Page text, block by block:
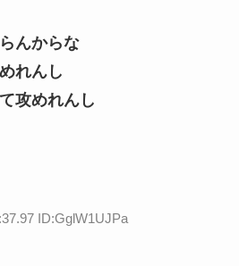
んからな
れんし
攻めれんし
ID:GglW1UJPa